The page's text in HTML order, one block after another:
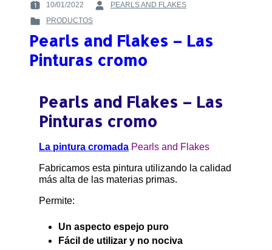
NEOCHROME,
INNOVACIÓN
PARA
LA
INDUSTRIA
ESPEJOS
POSTED
ON
10/01/2022
BY
PEARLS AND FLAKES
POSTED
IN
PRODUCTOS
Pearls and Flakes – Las
Pinturas cromo
Pearls and Flakes – Las
Pinturas cromo
La pintura cromada Pearls and Flakes
Fabricamos esta pintura utilizando la calidad
más alta de las materias primas.
Permite:
Un aspecto espejo puro
Fácil de utilizar y no nociva